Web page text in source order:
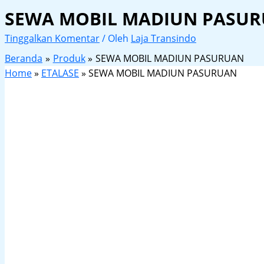
SEWA MOBIL MADIUN
Tinggalkan Komentar/ Oleh Laja Transindo
Beranda
Produk
SEWA MOBIL MADIUN PASURUAN
Home» ETALASE » SEWA MOBIL MADIUN PASURUAN